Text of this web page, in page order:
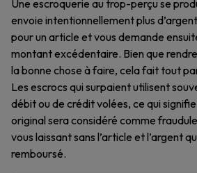
Une escroquerie au trop-perçu se
envoie intentionnellement plus
pour un article et vous demande
montant excédentaire. Bien que
la bonne chose à faire, cela fait tout
Les escrocs qui surpaient utilisent
débit ou de crédit volées, ce qui
original sera considéré comme
vous laissant sans l’article et l’argent
remboursé.